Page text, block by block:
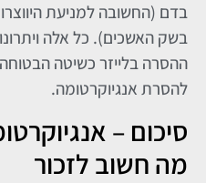
בדם (החשובה למניעת
בשק האשכים). כל אלה
ההסרה בלייזר כשיטה
להסרת אנגיוקרטומה.
סיכום –
מה חשוב לזכור